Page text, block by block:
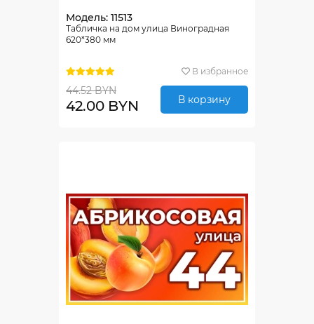
Модель: 11513
Табличка на дом улица Виноградная
620*380 мм
В избранное
44.52 BYN
42.00 BYN В корзину